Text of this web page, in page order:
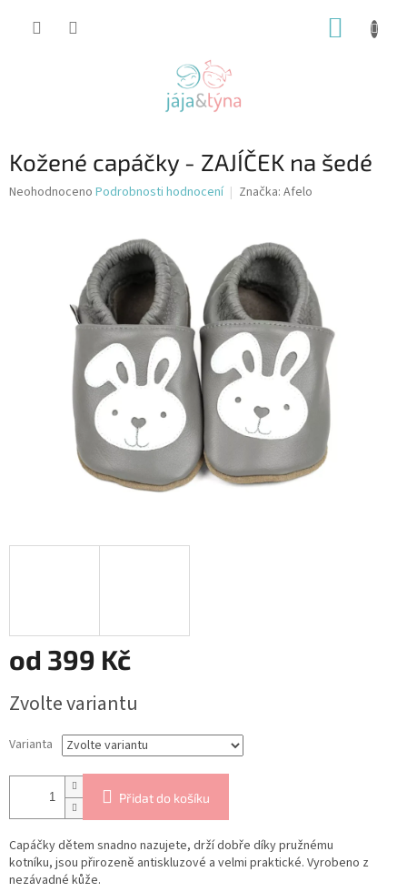
Kožené capáčky - ZAJÍČEK na šedé
Průměrné
Neohodnoceno Podrobnosti hodnocení Značka: Afelo
od 399 Kč
cena:
Zvolte variantu
Varianta
Přidat do košíku
Capáčky dětem snadno nazujete, drží dobře díky pružnému
kotníku, jsou přirozeně antiskluzové a velmi praktické. Vyrobeno z
nezávadné kůže.